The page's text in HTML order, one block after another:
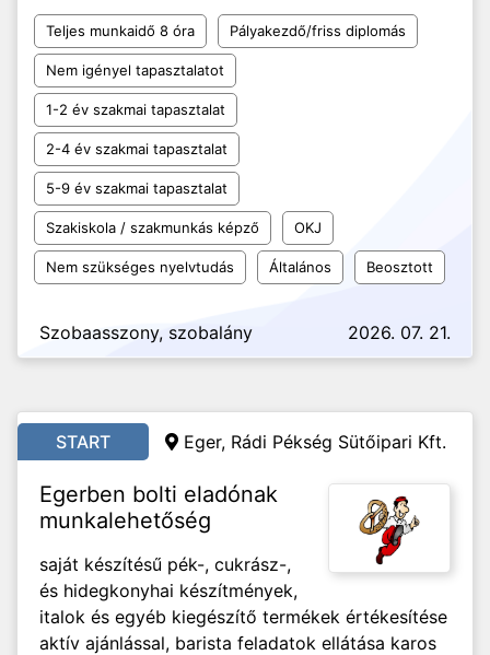
Teljes munkaidő 8 óra Pályakezdő/friss diplomás
Nem igényel tapasztalatot
1-2 év szakmai tapasztalat
2-4 év szakmai tapasztalat
5-9 év szakmai tapasztalat
Szakiskola / szakmunkás képző OKJ
Nem szükséges nyelvtudás Általános Beosztott
Szobaasszony, szobalány 2026. 07. 21.
START Eger, Rádi Pékség Sütőipari Kft.
Egerben bolti eladónak
munkalehetőség
saját készítésű pék-, cukrász-,
és hidegkonyhai készítmények,
italok és egyéb kiegészítő termékek értékesítése
aktív ajánlással, barista feladatok ellátása karos